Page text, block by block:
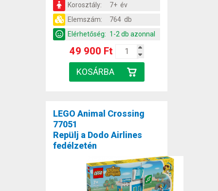
Korosztály:
7+ év
Elemszám:
764 db
Elérhetőség: 1-2 db azonnal
49 900 Ft
LEGO Animal Crossing
77051
Repülj a Dodo Airlines
fedélzetén